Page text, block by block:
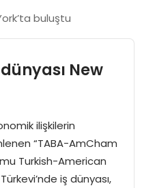
buluştu
New
ilişkilerin
“TABA-AmCham
Turkish-American
iş dünyası,